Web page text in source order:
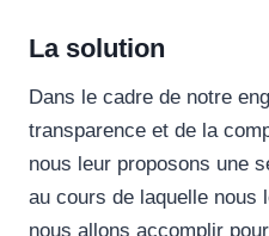
La solution
Dans le cadre de notre
transparence et de la
nous leur proposons une
au cours de laquelle nous
nous allons accomplir